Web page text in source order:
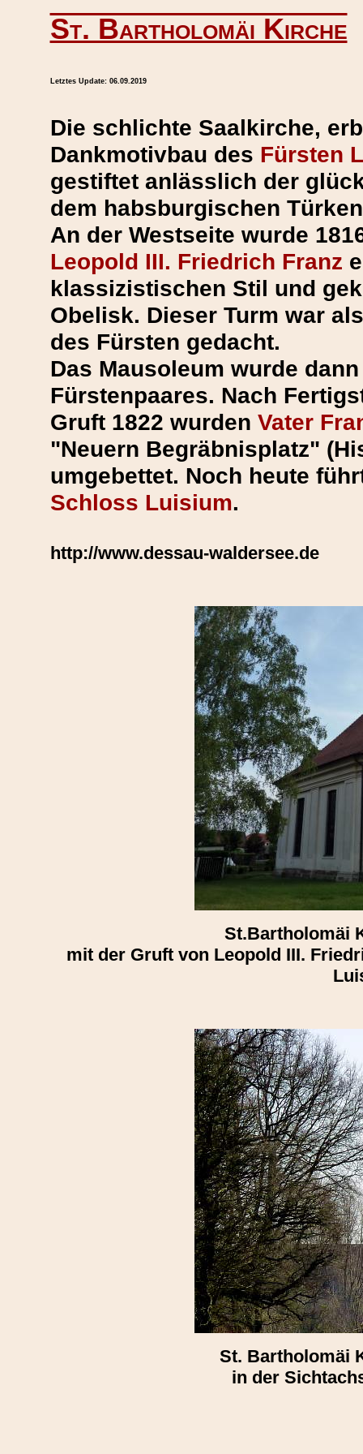
St. Bartholomäi Kirche
Letztes Update: 06.09.2019
Die schlichte Saalkirche,
Dankmotivbau des Fürsten
gestiftet anlässlich der
dem habsburgischen
An der Westseite wurde
Leopold III. Friedrich Franz
klassizistischen Stil und
Obelisk. Dieser Turm war
des Fürsten gedacht.
Das Mausoleum wurde
Fürstenpaares. Nach
Gruft 1822 wurden Vater
"Neuern Begräbnisplatz"
umgebettet. Noch heute
Schloss Luisium.
http://www.dessau-waldersee.de
St.Bartholomäi
mit der Gruft von Leopold III.
St. Bartholomäi
in der